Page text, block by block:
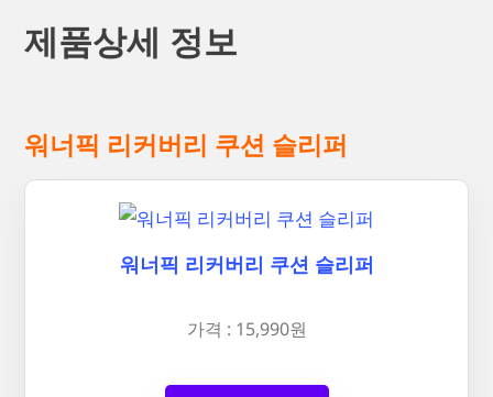
제품상세 정보
워너픽 리커버리 쿠션 슬리퍼
워너픽 리커버리 쿠션 슬리퍼
가격 : 15,990원